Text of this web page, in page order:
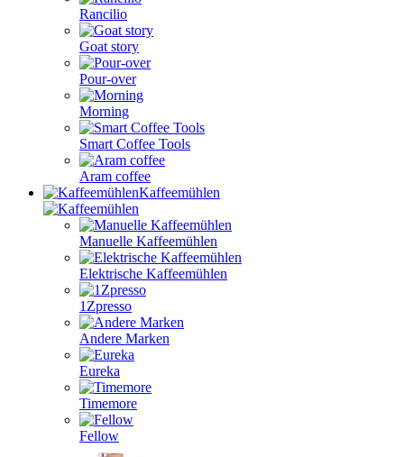
Rancilio
Goat story
Pour-over
Morning
Smart Coffee Tools
Aram coffee
Kaffeemühlen
Manuelle Kaffeemühlen
Elektrische Kaffeemühlen
1Zpresso
Andere Marken
Eureka
Timemore
Fellow